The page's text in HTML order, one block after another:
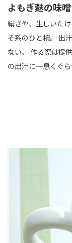
よもぎ麩の味
絹さや、生しいた
そ系のひと椀。 出
ない。 作る際は提
の出汁に一息くぐ